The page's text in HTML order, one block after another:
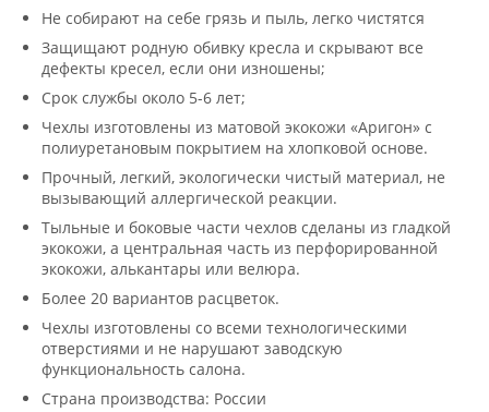
Не собирают на себе грязь и пыль, легко чистятся
Защищают родную обивку кресла и скрывают все
дефекты кресел, если они изношены;
Срок службы около 5-6 лет;
Чехлы изготовлены из матовой экокожи «Аригон» с
полиуретановым покрытием на хлопковой основе.
Прочный, легкий, экологически чистый материал, не
вызывающий аллергической реакции.
Тыльные и боковые части чехлов сделаны из гладкой
экокожи, а центральная часть из перфорированной
экокожи, алькантары или велюра.
Более 20 вариантов расцветок.
Чехлы изготовлены со всеми технологическими
отверстиями и не нарушают заводскую
функциональность салона.
Страна производства: России